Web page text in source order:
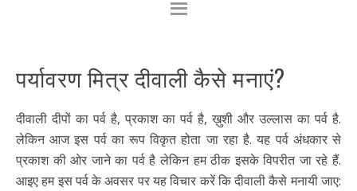
पर्यावरण मित्र दीवाली कैसे मनाएं?
दीवाली दीपों का पर्व है, प्रकाश का पर्व है, ख़ुशी और उल्लास का पर्व है.
लेकिन आज इस पर्व का रूप विकृत होता जा रहा है. यह पर्व अंधकार से
प्रकाश की ओर जाने का पर्व है लेकिन हम ठीक इसके विपरीत जा रहे हैं.
आइए हम इस पर्व के अवसर पर यह विचार करें कि दीवाली कैसे मनायी जाए: